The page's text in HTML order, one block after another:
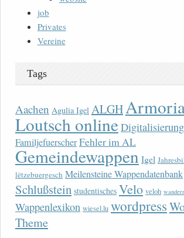
job
Privates
Vereine
Tags
Aachen Agulia Igel ALGH
Loutsch onlineDigitalisierung
FamiljefuerscherFehler im AL
Gemeindewappen Igel
lëtzebuergesch Meilensteine Wappendatenbank
Schlußstein studentisches Velo veloh
Wappenlexikon wiesel.lu wordpress
Theme